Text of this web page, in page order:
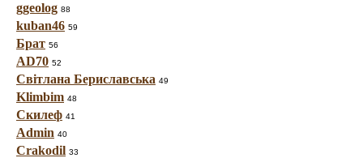
ggeolog 88
kuban46 59
Брат 56
AD70 52
Світлана Бериславська 49
Klimbim 48
Скилеф 41
Admin 40
Crakodil 33